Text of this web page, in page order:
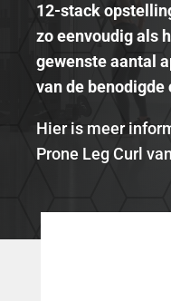
12-stack
zo eenvoudig als
gewenste aantal
van de benodigde
Hier is meer
Prone Leg Curl